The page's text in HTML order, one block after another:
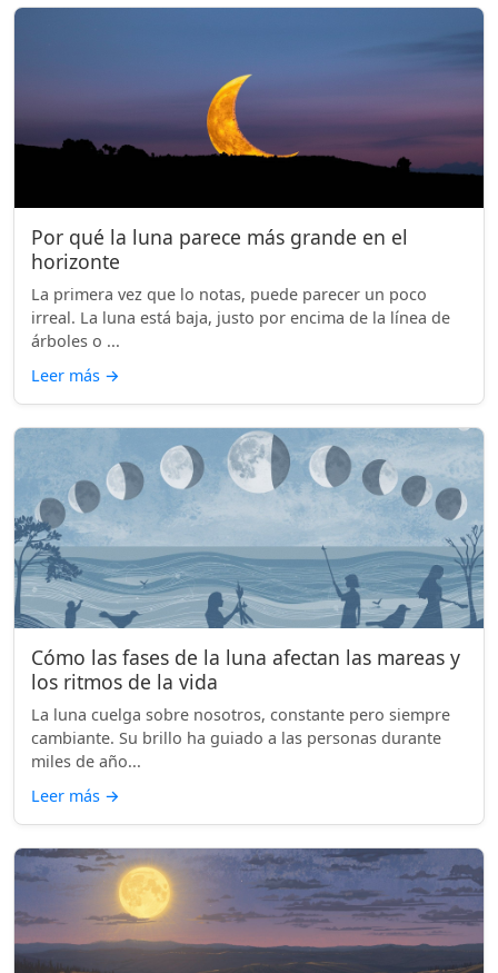
Por qué la luna parece más grande en el
horizonte
La primera vez que lo notas, puede parecer un poco
irreal. La luna está baja, justo por encima de la línea de
árboles o ...
Leer más →
Cómo las fases de la luna afectan las mareas y
los ritmos de la vida
La luna cuelga sobre nosotros, constante pero siempre
cambiante. Su brillo ha guiado a las personas durante
miles de año...
Leer más →